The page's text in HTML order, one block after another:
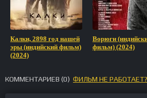
Калки, 2898 год нашей
эры (индийский фильм)
(2024)
Ворюги
фильм) (2024)
КОММЕНТАРИЕВ (0) ФИЛЬМ НЕ РАБОТАЕТ?